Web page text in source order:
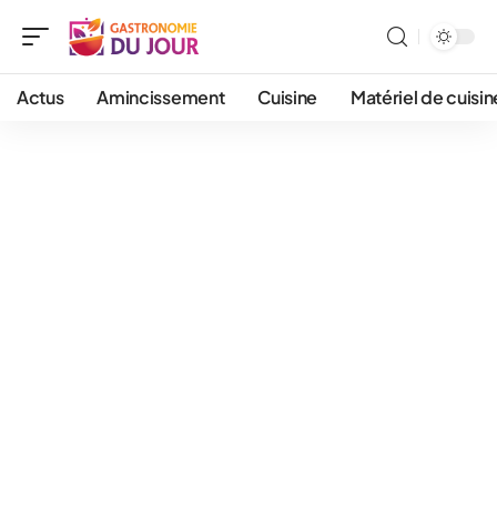
Actus Amincissement Cuisine Matériel de